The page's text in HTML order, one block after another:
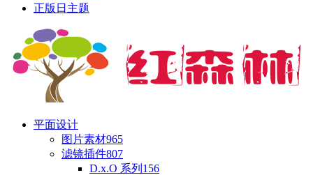
正版日主题
平面设计
图片素材965
滤镜插件807
D.x.O 系列 156